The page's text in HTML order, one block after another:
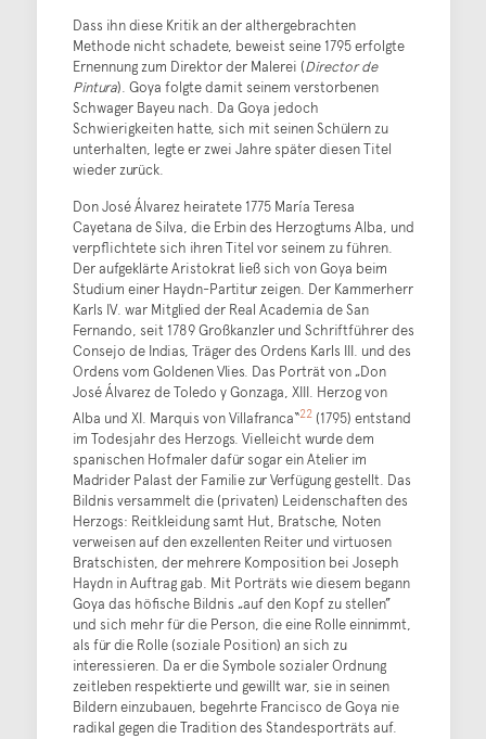
Dass ihn diese Kritik an der althergebrachten
Methode nicht schadete, beweist seine 1795 erfolgte
Ernennung zum Direktor der Malerei (Director de
Pintura). Goya folgte damit seinem verstorbenen
Schwager Bayeu nach. Da Goya jedoch
Schwierigkeiten hatte, sich mit seinen Schülern zu
unterhalten, legte er zwei Jahre später diesen Titel
wieder zurück.
Don José Álvarez heiratete 1775 María Teresa
Cayetana de Silva, die Erbin des Herzogtums Alba, und
verpflichtete sich ihren Titel vor seinem zu führen.
Der aufgeklärte Aristokrat ließ sich von Goya beim
Studium einer Haydn-Partitur zeigen. Der Kammerherr
Karls IV. war Mitglied der Real Academia de San
Fernando, seit 1789 Großkanzler und Schriftführer des
Consejo de Indias, Träger des Ordens Karls III. und des
Ordens vom Goldenen Vlies. Das Porträt von „Don
José Álvarez de Toledo y Gonzaga, XIII. Herzog von
Alba und XI. Marquis von Villafranca“22(1795) entstand
im Todesjahr des Herzogs. Vielleicht wurde dem
spanischen Hofmaler dafür sogar ein Atelier im
Madrider Palast der Familie zur Verfügung gestellt. Das
Bildnis versammelt die (privaten) Leidenschaften des
Herzogs: Reitkleidung samt Hut, Bratsche, Noten
verweisen auf den exzellenten Reiter und virtuosen
Bratschisten, der mehrere Komposition bei Joseph
Haydn in Auftrag gab. Mit Porträts wie diesem begann
Goya das höfische Bildnis „auf den Kopf zu stellen”
und sich mehr für die Person, die eine Rolle einnimmt,
als für die Rolle (soziale Position) an sich zu
interessieren. Da er die Symbole sozialer Ordnung
zeitleben respektierte und gewillt war, sie in seinen
Bildern einzubauen, begehrte Francisco de Goya nie
radikal gegen die Tradition des Standesporträts auf.